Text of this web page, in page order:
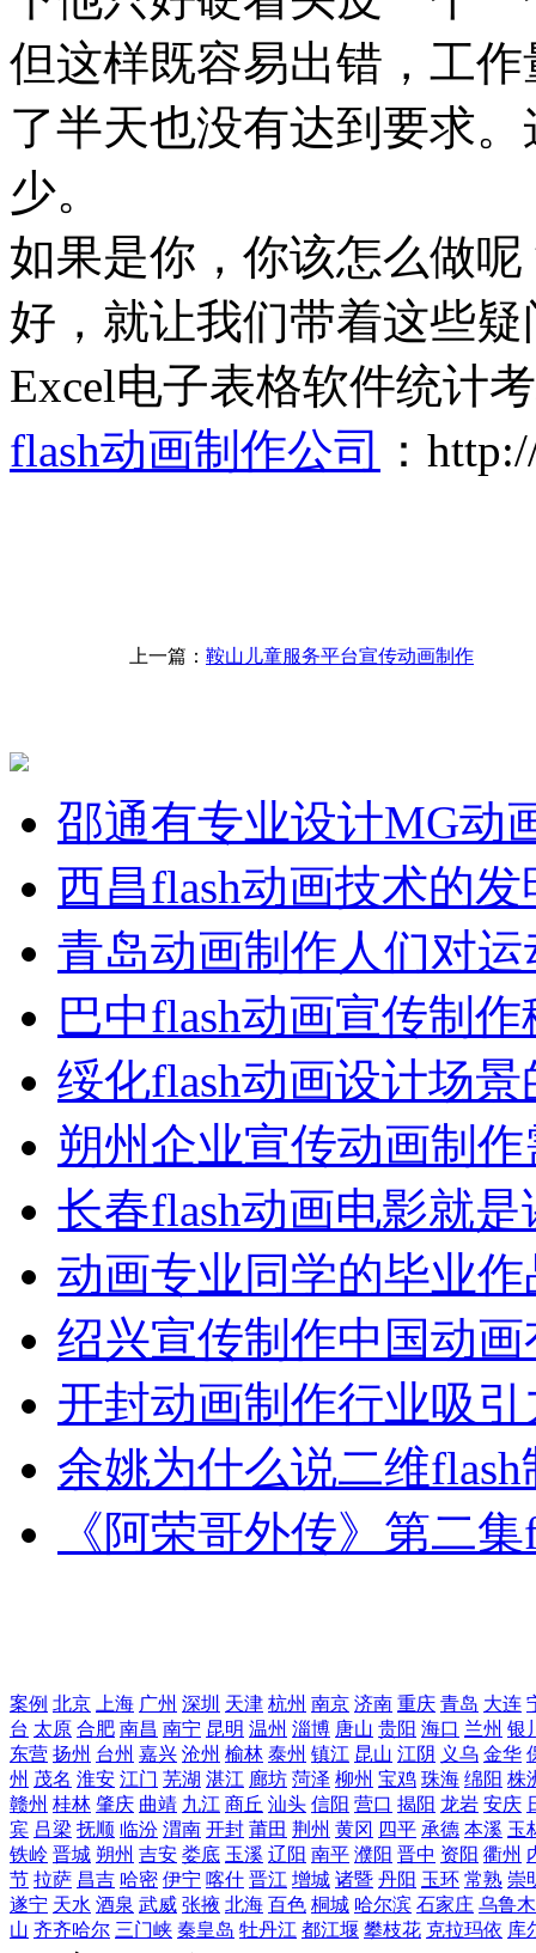
但这样既容易出错，工
了半天也没有达到要求
少。
如果是你，你该怎么做呢
好，就让我们带着这些
Excel电子表格软件统计
flash动画制作公司
：
上一篇： 鞍山儿童服务平台宣传动画制作
邵通有专业设计MG动
西昌flash动画技术的
青岛动画制作人们对
巴中flash动画宣传制
绥化flash动画设计场
朔州企业宣传动画制
长春flash动画电影就
动画专业同学的毕业
绍兴宣传制作中国动
开封动画制作行业吸
余姚为什么说二维
《阿荣哥外传》第二
案例 北京 上海 广州 深圳 天津 杭州 南京 济南 重庆 青岛 大连
台 太原 合肥 南昌 南宁 昆明 温州 淄博 唐山 贵阳 海口 兰州 银
东营 扬州 台州 嘉兴 沧州 榆林 泰州 镇江 昆山 江阴 义乌 金华
州 茂名 淮安 江门 芜湖 湛江 廊坊 菏泽 柳州 宝鸡 珠海 绵阳 株
赣州 桂林 肇庆 曲靖 九江 商丘 汕头 信阳 营口 揭阳 龙岩 安庆
宾 吕梁 抚顺 临汾 渭南 开封 莆田 荆州 黄冈 四平 承德 本溪 玉
铁岭 晋城 朔州 吉安 娄底 玉溪 辽阳 南平 濮阳 晋中 资阳 衢州
节 拉萨 昌吉 哈密 伊宁 喀什 晋江 增城 诸暨 丹阳 玉环 常熟 崇
遂宁 天水 酒泉 武威 张掖 北海 百色 桐城 哈尔滨 石家庄 乌鲁
山 齐齐哈尔 三门峡 秦皇岛 牡丹江 都江堰 攀枝花 克拉玛依 库